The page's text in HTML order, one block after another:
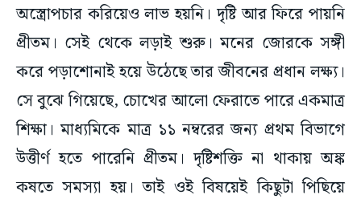
অস্ত্রোপচার করিয়েও লাভ হয়নি। দৃষ্টি আর ফিরে পায়নি
প্রীতম। সেই থেকে লড়াই শুরু। মনের জোরকে সঙ্গী
করে পড়াশোনাই হয়ে উঠেছে তার জীবনের প্রধান লক্ষ্য।
সে বুঝে গিয়েছে, চোখের আলো ফেরাতে পারে একমাত্র
শিক্ষা। মাধ্যমিকে মাত্র ১১ নম্বরের জন্য প্রথম বিভাগে
উত্তীর্ণ হতে পারেনি প্রীতম। দৃষ্টিশক্তি না থাকায় অঙ্ক
কষতে সমস্যা হয়। তাই ওই বিষয়েই কিছুটা পিছিয়ে